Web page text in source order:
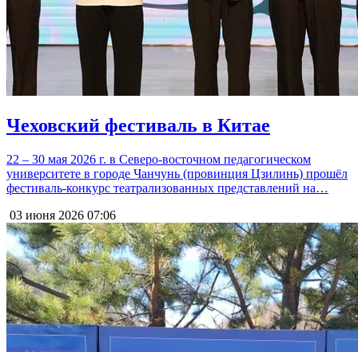
Чеховский фестиваль в Китае
22 – 30 мая 2026 г. в Северо-восточном педагогическом
университете в городе Чанчунь (провинция Цзилинь) прошёл
фестиваль-конкурс театрализованных представлений на…
03 июня 2026 07:06